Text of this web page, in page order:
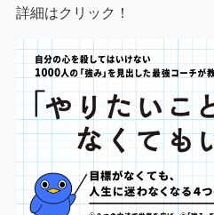
詳細はクリック！